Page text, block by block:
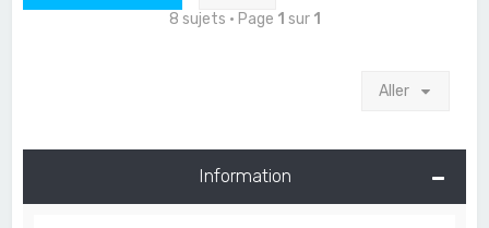
8 sujets • Page 1 sur 1
Aller
Information